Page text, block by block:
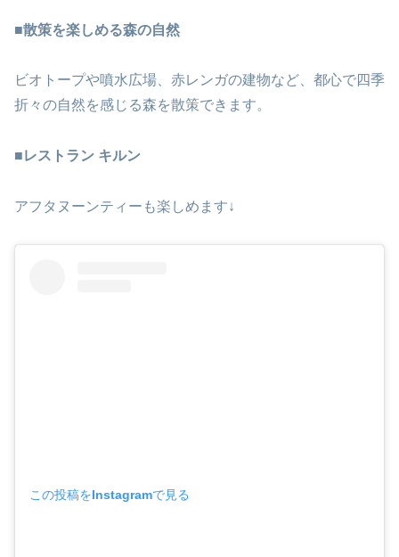
■散策を楽しめる森の自然
ビオトープや噴水広場、赤レンガの建物など、都心で四季
折々の自然を感じる森を散策できます。
■レストラン キルン
アフタヌーンティーも楽しめます↓
この投稿をInstagramで見る